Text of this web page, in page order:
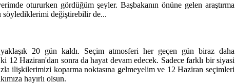
otururken gördüğüm şeyler. Başbakanın önüne gelen araştırma
söylediklerimi değiştirebilir de...
20 gün kaldı. Seçim atmosferi her geçen gün biraz daha
12 Haziran'dan sonra da hayat devam edecek. Sadece farklı bir siyasi
ilişkilerimizi koparma noktasına gelmeyelim ve 12 Haziran seçimleri
hayırlı olsun.